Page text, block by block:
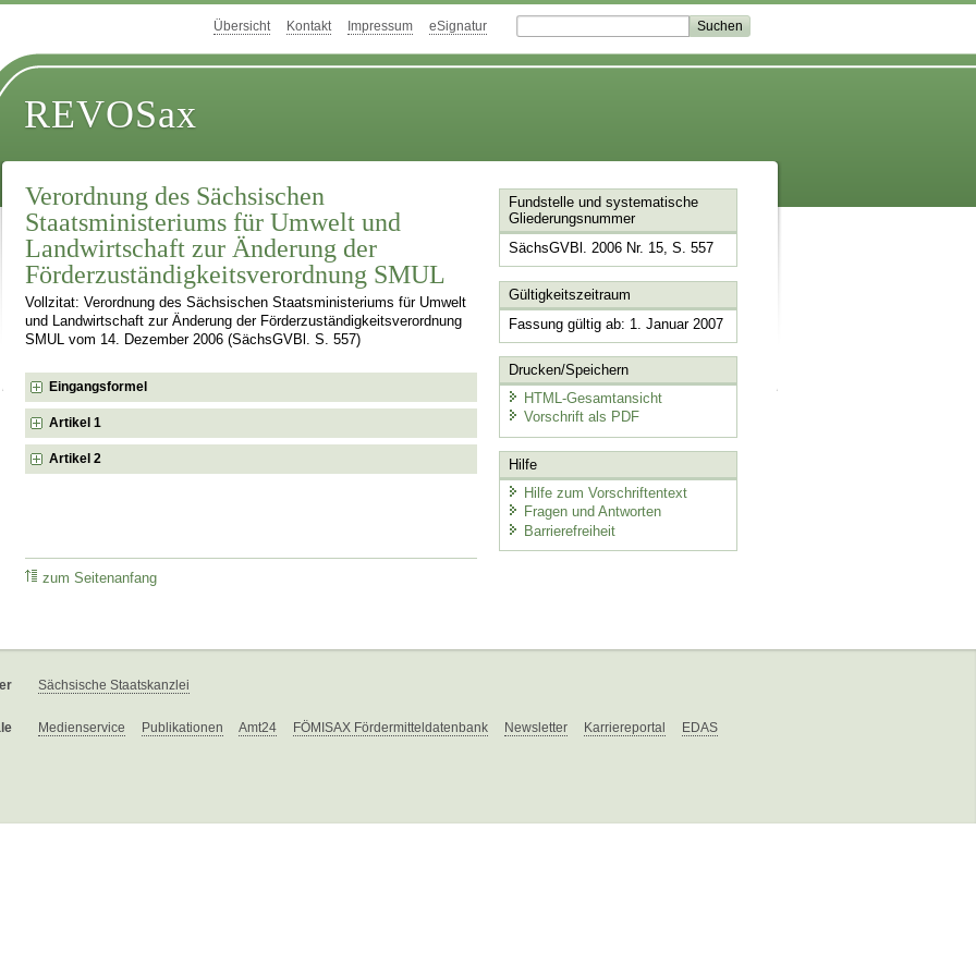
Übersicht Kontakt Impressum eSignatur
REVOSax
Verordnung des Sächsischen
Staatsministeriums für Umwelt und
Landwirtschaft zur Änderung der
Förderzuständigkeitsverordnung SMUL
Vollzitat: Verordnung des Sächsischen Staatsministeriums für Umwelt
und Landwirtschaft zur Änderung der Förderzuständigkeitsverordnung
SMUL vom 14. Dezember 2006 (SächsGVBl. S. 557)
Eingangsformel
Artikel 1
Artikel 2
zum Seitenanfang
Fundstelle und systematische
Gliederungsnummer
SächsGVBl. 2006 Nr. 15, S. 557
Gültigkeitszeitraum
Fassung gültig ab: 1. Januar 2007
Drucken/Speichern
HTML-Gesamtansicht
Vorschrift als PDF
Hilfe
Hilfe zum Vorschriftentext
Fragen und Antworten
Barrierefreiheit
Sächsische Staatskanzlei
Medienservice Publikationen Amt24 FÖMISAX Fördermitteldatenbank Newsletter Karriereportal EDAS